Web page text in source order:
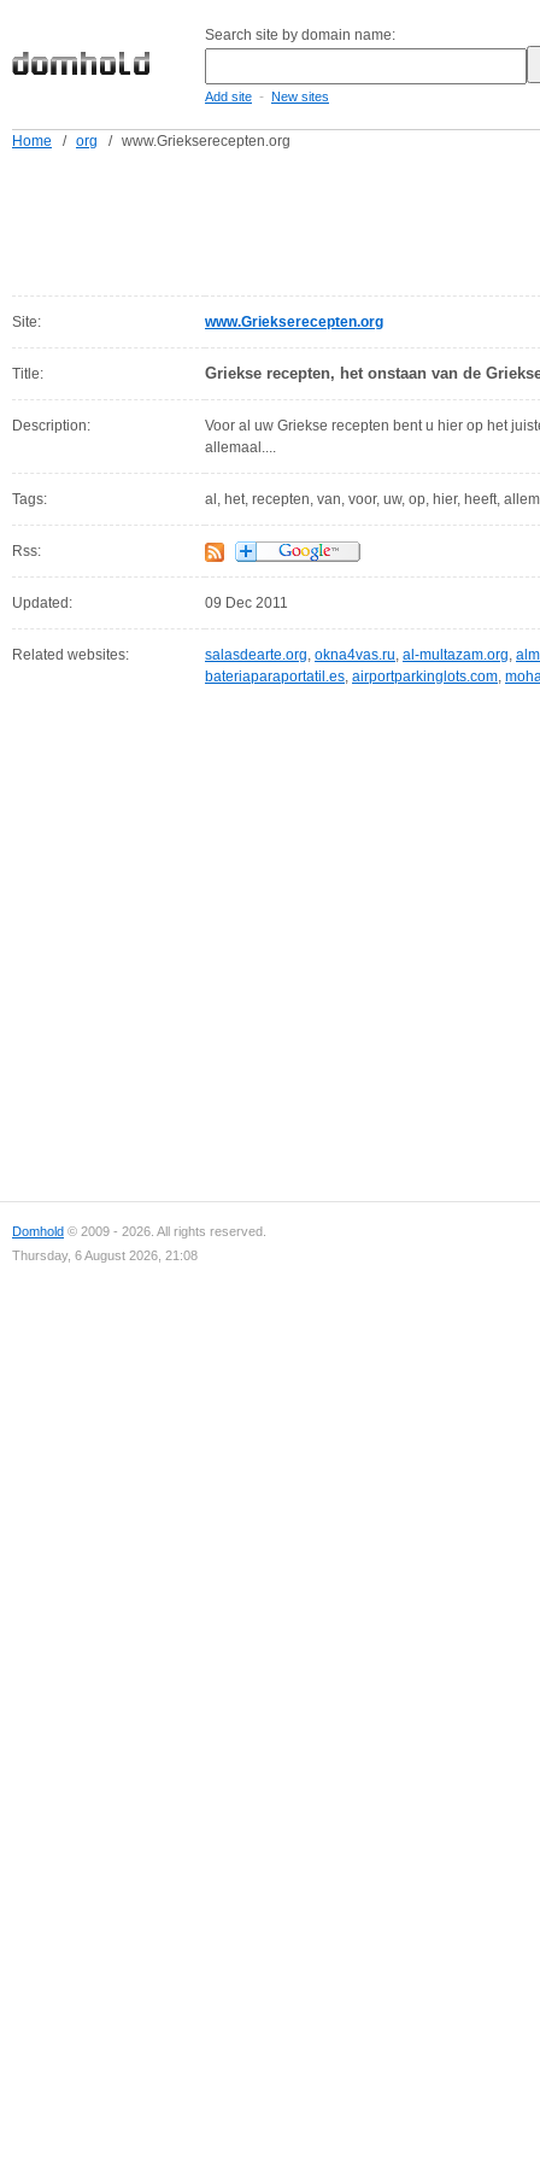
Search site by domain name:
Add site - New sites
Home / org / www.Griekserecepten.org
Site: www.Griekserecepten.org
Title: Griekse recepten, het onstaan van de
Description:
Voor al uw Griekse recepten bent u hier op het
allemaal....
Tags: al, het, recepten, van, voor, uw, op, hier, heeft,
Rss:
Updated: 09 Dec 2011
Related websites: salasdearte.org, okna4vas.ru, al-multazam.org,
bateriaparaportatil.es, airportparkinglots.com,
Domhold © 2009 - 2026. All rights reserved.
Thursday, 6 August 2026, 21:08